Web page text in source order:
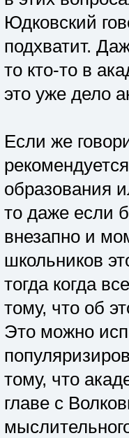
Юдковский
подхватит.
то кто-то в
это уже дело
Если же
образования
то даже если
внезапно и
школьников
тогда когда
тому, что об
Это можно
тому, что
главе с